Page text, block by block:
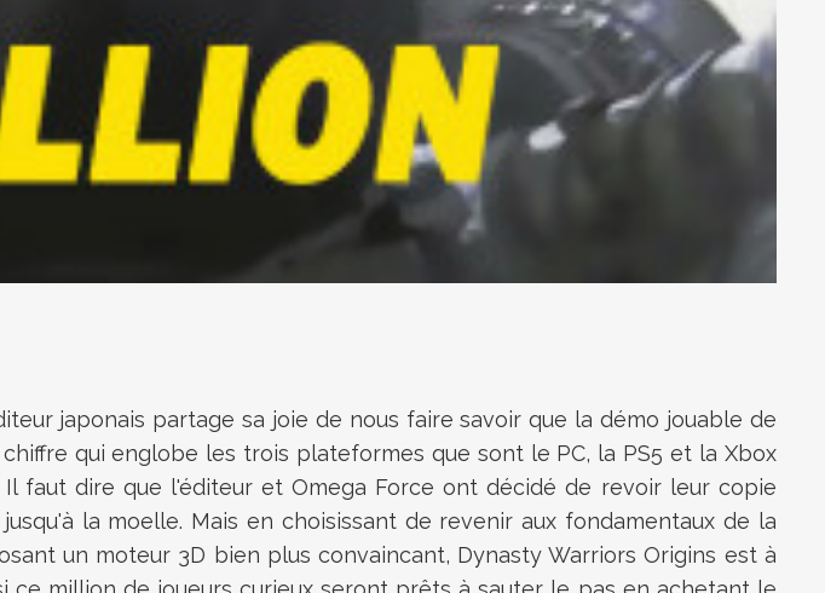
japonais partage sa joie de nous faire savoir que la démo jouable de
qui englobe les trois plateformes que sont le PC, la PS5 et la Xbox
faut dire que l'éditeur et Omega Force ont décidé de revoir leur copie
la moelle. Mais en choisissant de revenir aux fondamentaux de la
un moteur 3D bien plus convaincant, Dynasty Warriors Origins est à